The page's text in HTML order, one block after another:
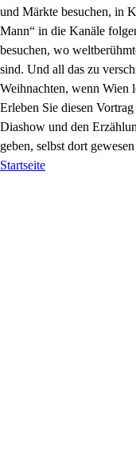
und Märkte besuchen, in
Mann“ in die Kanäle
besuchen, wo
sind. Und all das zu
Weihnachten, wenn Wien
Erleben Sie diesen
Diashow und den
geben, selbst dort
Startseite